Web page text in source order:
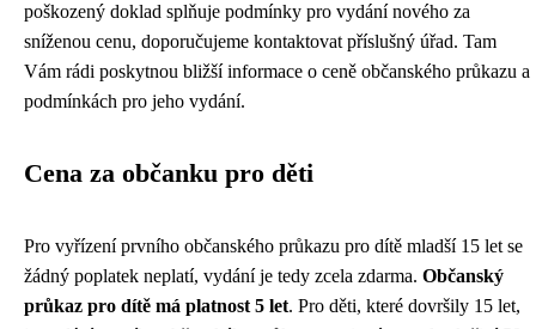
poškozený doklad splňuje podmínky pro vydání nového za
sníženou cenu, doporučujeme kontaktovat příslušný úřad. Tam
Vám rádi poskytnou bližší informace o ceně občanského průkazu a
podmínkách pro jeho vydání.
Cena za občanku pro děti
Pro vyřízení prvního občanského průkazu pro dítě mladší 15 let se
žádný poplatek neplatí, vydání je tedy zcela zdarma. Občanský
průkaz pro dítě má platnost 5 let. Pro děti, které dovršily 15 let,